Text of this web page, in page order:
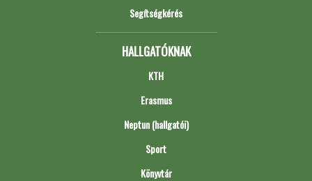
Segítségkérés
HALLGATÓKNAK
KTH
Erasmus
Neptun (hallgatói)
Sport
Könyvtár